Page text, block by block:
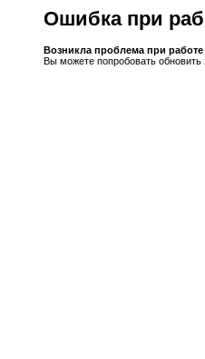
Ошибка при
Возникла проблема при
Вы можете попробовать обновить